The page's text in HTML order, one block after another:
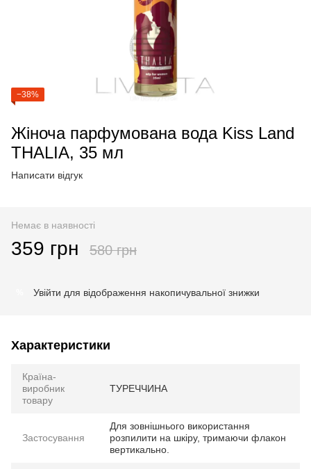
−38%
Жіноча парфумована вода Kiss Land
THALIA, 35 мл
Написати відгук
Немає в наявності
359 грн 580 грн
Увійти для відображення накопичувальної знижки
Характеристики
Країна-
виробник
товару
ТУРЕЧЧИНА
Застосування
Для зовнішнього використання
розпилити на шкіру, тримаючи флакон
вертикально.